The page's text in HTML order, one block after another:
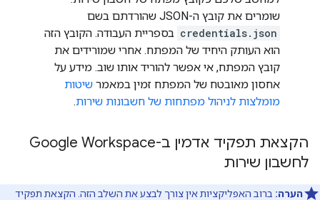
שומרים את קובץ ה-JSON שהורדתם בשם
credentials.json בספריית העבודה. הקובץ הזה
הוא העותק היחיד של המפתח. אחרי שמורידים את
קובץ המפתח, אי אפשר להוריד אותו שוב. מידע על
אחסון מאובטח של המפתח זמין במאמר שיטות
מומלצות לניהול מפתחות של חשבונות שירות.
הקצאת תפקיד אדמין ב-Google Workspace
לחשבון שירות
הערה: ברוב האפליקציות אין צורך לבצע את השלב הזה. הקצאת תפקיד